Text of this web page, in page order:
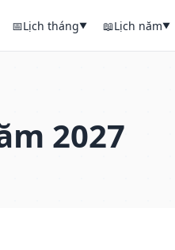
📅Lịch tháng▼ 📖Lịch năm▼
2027